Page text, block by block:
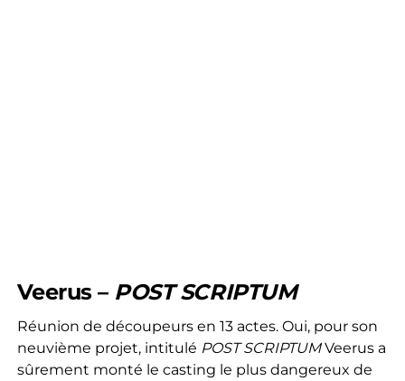
Veerus – POST SCRIPTUM
Réunion de découpeurs en 13 actes. Oui, pour son
neuvième projet, intitulé POST SCRIPTUMVeerus a
sûrement monté le casting le plus dangereux de